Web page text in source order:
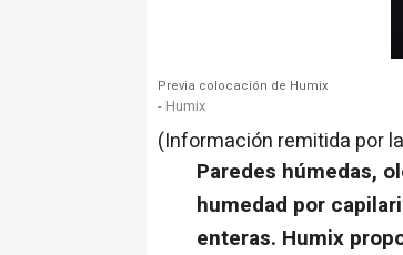
Previa colocación de Humix
- Humix
(Información remitida por
Paredes húmedas,
humedad por
enteras. Humix